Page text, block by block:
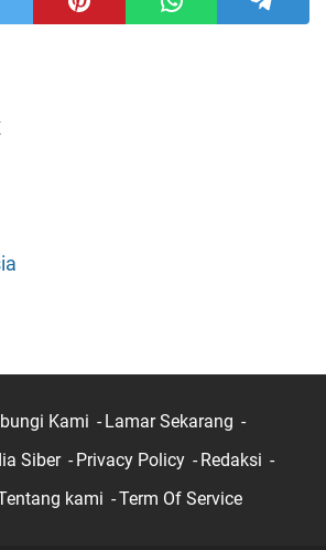
Kami
Lamar Sekarang
Siber
Privacy Policy
Redaksi
kami Term Of Service